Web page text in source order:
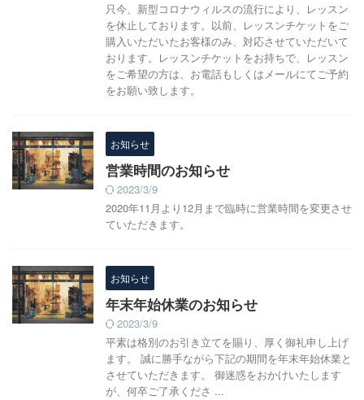
只今、新型コロナウィルスの流行により、レッスン
を休止しております。以前、レッスンチケットをご
購入いただいたお客様のみ、対応させていただいて
おります。レッスンチケットをお持ちで、レッスン
をご希望の方は、お電話もしくはメールにてご予約
をお願い致します。
お知らせ
営業時間のお知らせ
2023/3/9
2020年11月より12月まで臨時に営業時間を変更させ
ていただきます。
お知らせ
年末年始休業のお知らせ
2023/3/9
平素は格別のお引き立てを賜り、厚く御礼申し上げ
ます。 誠に勝手ながら下記の期間を年末年始休業と
させていただきます。 御迷惑をおかけいたします
が、何卒ご了承くださ ...